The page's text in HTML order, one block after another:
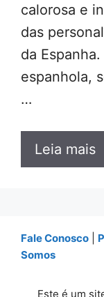
calorosa e
das
da
espanhola,
…
Leia mais
Fale Conosco
Somos
Este é um